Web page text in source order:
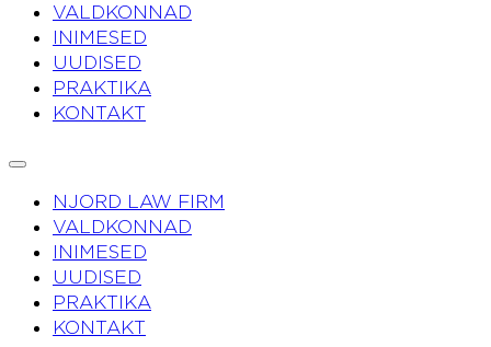
VALDKONNAD
INIMESED
UUDISED
PRAKTIKA
KONTAKT
NJORD LAW FIRM
VALDKONNAD
INIMESED
UUDISED
PRAKTIKA
KONTAKT